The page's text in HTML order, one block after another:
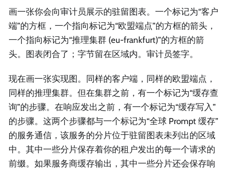
画一张你会向审计员展示的驻留图表。一个标记为“客户
端”的方框，一个指向标记为“欧盟端点”的方框的箭头，
一个指向标记为“推理集群 (eu-frankfurt)”的方框的箭
头。图表闭合了；字节留在区域内。审计员签字。
现在画一张实现图。同样的客户端，同样的欧盟端点，
同样的推理集群。但在集群之前，有一个标记为“缓存查
询”的步骤。在响应发出之前，有一个标记为“缓存写入”
的步骤。这两个步骤都与一个标记为“全球 Prompt 缓存”
的服务通信，该服务的分片位于驻留图表未列出的区域
中。其中一些分片保存着你的租户发出的每一个请求的
前缀。如果服务商缓存输出，其中一些分片还会保存响